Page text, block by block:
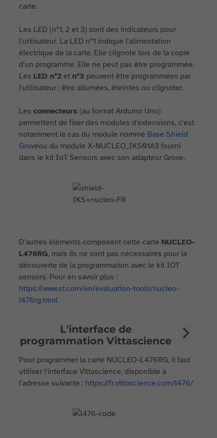
carte.
Les LED (n°1, 2 et 3) sont des indicateurs pour
l'utilisateur. La LED n°1 indique l'alimentation
électrique de la carte. Elle clignote lors de la copie
d'un programme. Elle ne peut pas être programmée.
Les LED n°2 et n°3 peuvent être programmées par
l'utilisateur : être allumées, éteintes ou clignoter.
Lesconnecteurs (au format Arduino Uno)
permettent de fixer des modules d'extensions, c'est
notamment le cas du module nommé Base Shield
Groveou du module X-NUCLEO_IKS01A3 fourni
dans le kit IoT Sensors avec son adapteur Grove.
D'autres éléments composent cette carte NUCLEO-
L476RG, mais ils ne sont pas nécessaires pour la
découverte de la programmation avec le kit IOT
sensors. Pour en savoir plus :
https://www.st.com/en/evaluation-tools/nucleo-
l476rg.html
L'interface de
programmation Vittascience
Pour programmer la carte NUCLEO-L476RG, il faut
utiliser l'interface Vittascience, disponible à
l'adresse suivante : https://fr.vittascience.com/l476/